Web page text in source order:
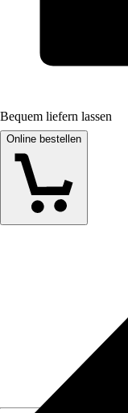
Bequem liefern lassen
Online bestellen